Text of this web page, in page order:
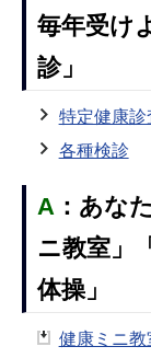
毎年受け
診」
特定健康
各種検診
A ： あな
ニ教室」
体操」
健康ミニ教